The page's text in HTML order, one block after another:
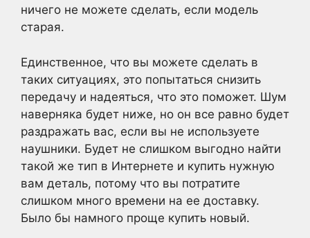
ничего не можете сделать, если модель
старая.
Единственное, что вы можете сделать в
таких ситуациях, это попытаться снизить
передачу и надеяться, что это поможет. Шум
наверняка будет ниже, но он все равно будет
раздражать вас, если вы не используете
наушники. Будет не слишком выгодно найти
такой же тип в Интернете и купить нужную
вам деталь, потому что вы потратите
слишком много времени на ее доставку.
Было бы намного проще купить новый.